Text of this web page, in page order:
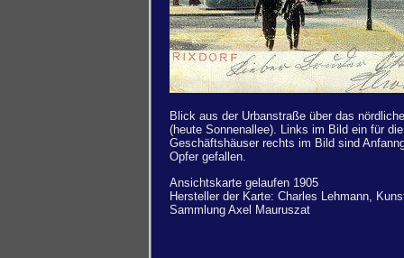
Blick aus der Urbanstraße über das
(heute Sonnenallee). Links im Bild ein für
Geschäftshäuser rechts im Bild sind
Opfer gefallen.
Ansichtskarte gelaufen 1905
Hersteller der Karte: Charles Lehmann,
Sammlung Axel Mauruszat